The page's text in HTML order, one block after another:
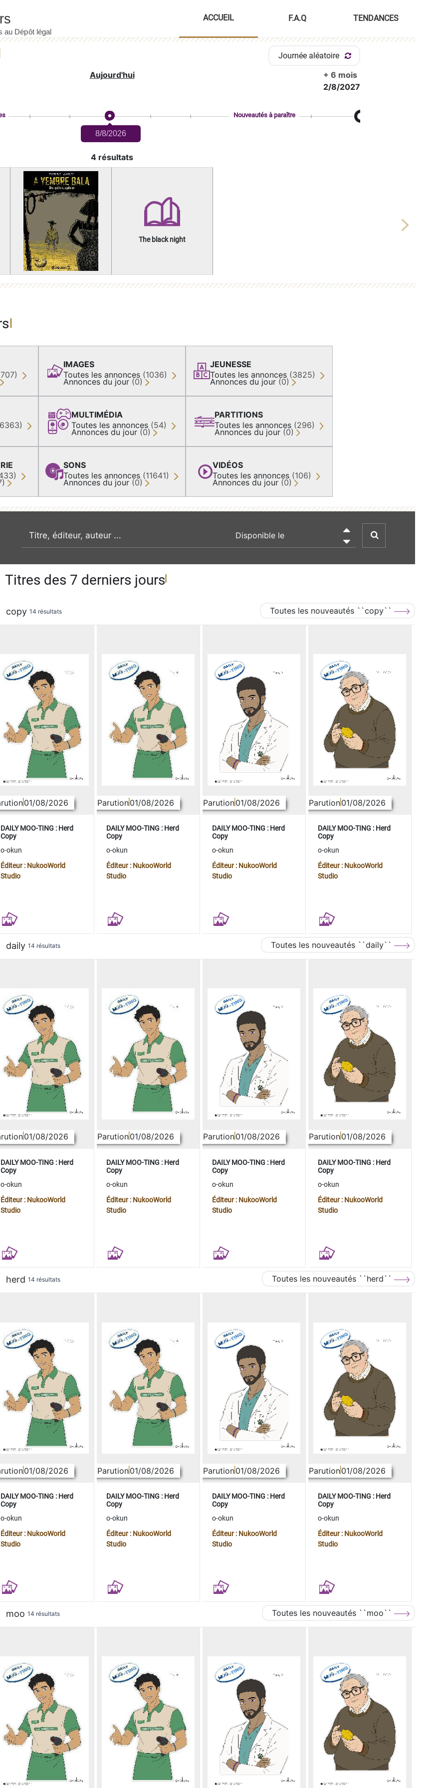
ACCUEIL F.A.Q TENDANCES
Journée aléatoire
Aujourd'hui
+ 6 mois
2/8/2027
8/8/2026
Nouveautés à paraître
4 résultats
The black night
Next
IMAGES
Toutes les annonces (1036)
Annonces du jour (0)
MULTIMÉDIA
Toutes les annonces (54)
Annonces du jour (0)
SONS
Toutes les annonces (11641)
Annonces du jour (0)
JEUNESSE
Toutes les annonces (3825)
Annonces du jour (0)
PARTITIONS
Toutes les annonces (296)
Annonces du jour (0)
VIDÉOS
Toutes les annonces (106)
Annonces du jour (0)
recherche par mot clé

Titres des 7 derniers jours
copy 14 résultats Toutes les nouveautés ``copy``
01/08/2026
DAILY MOO-TING : Herd
Copy
o-okun
Éditeur : NukooWorld
Studio
Parution01/08/2026
DAILY MOO-TING : Herd
Copy
o-okun
Éditeur : NukooWorld
Studio
Parution01/08/2026
DAILY MOO-TING : Herd
Copy
o-okun
Éditeur : NukooWorld
Studio
Parution01/08/2026
DAILY MOO-TING : Herd
Copy
o-okun
Éditeur : NukooWorld
Studio
daily 14 résultats Toutes les nouveautés ``daily``
01/08/2026
DAILY MOO-TING : Herd
Copy
o-okun
Éditeur : NukooWorld
Studio
Parution01/08/2026
DAILY MOO-TING : Herd
Copy
o-okun
Éditeur : NukooWorld
Studio
Parution01/08/2026
DAILY MOO-TING : Herd
Copy
o-okun
Éditeur : NukooWorld
Studio
Parution01/08/2026
DAILY MOO-TING : Herd
Copy
o-okun
Éditeur : NukooWorld
Studio
herd 14 résultats Toutes les nouveautés ``herd``
01/08/2026
DAILY MOO-TING : Herd
Copy
o-okun
Éditeur : NukooWorld
Studio
Parution01/08/2026
DAILY MOO-TING : Herd
Copy
o-okun
Éditeur : NukooWorld
Studio
Parution01/08/2026
DAILY MOO-TING : Herd
Copy
o-okun
Éditeur : NukooWorld
Studio
Parution01/08/2026
DAILY MOO-TING : Herd
Copy
o-okun
Éditeur : NukooWorld
Studio
moo 14 résultats Toutes les nouveautés ``moo``